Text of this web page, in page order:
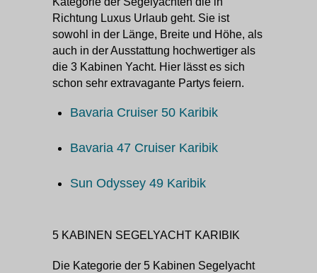
Richtung Luxus Urlaub geht. Sie ist
sowohl in der Länge, Breite und Höhe, als
auch in der Ausstattung hochwertiger als
die 3 Kabinen Yacht. Hier lässt es sich
schon sehr extravagante Partys feiern.
Bavaria Cruiser 50 Karibik
Bavaria 47 Cruiser Karibik
Sun Odyssey 49 Karibik
5 KABINEN SEGELYACHT KARIBIK
Die Kategorie der 5 Kabinen Segelyacht